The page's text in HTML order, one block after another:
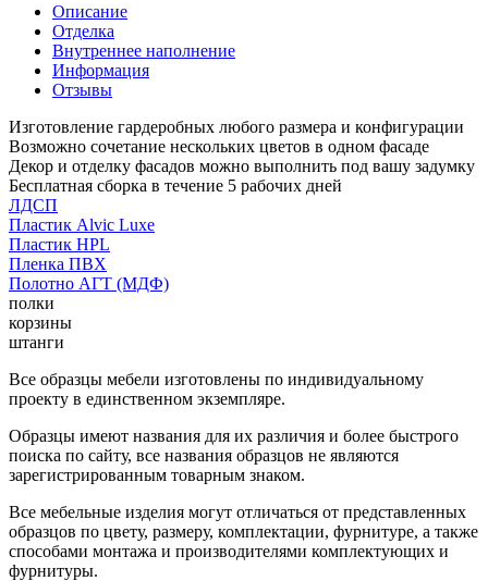
Описание
Отделка
Внутреннее наполнение
Информация
Отзывы
Изготовление гардеробных любого размера и конфигурации
Возможно сочетание нескольких цветов в одном фасаде
Декор и отделку фасадов можно выполнить под вашу задумку
Бесплатная сборка в течение 5 рабочих дней
ЛДСП
Пластик Alvic Luxe
Пластик HPL
Пленка ПВХ
Полотно АГТ (МДФ)
полки
корзины
штанги
Все образцы мебели изготовлены по индивидуальному
проекту в единственном экземпляре.
Образцы имеют названия для их различия и более быстрого
поиска по сайту, все названия образцов не являются
зарегистрированным товарным знаком.
Все мебельные изделия могут отличаться от представленных
образцов по цвету, размеру, комплектации, фурнитуре, а также
способами монтажа и производителями комплектующих и
фурнитуры.